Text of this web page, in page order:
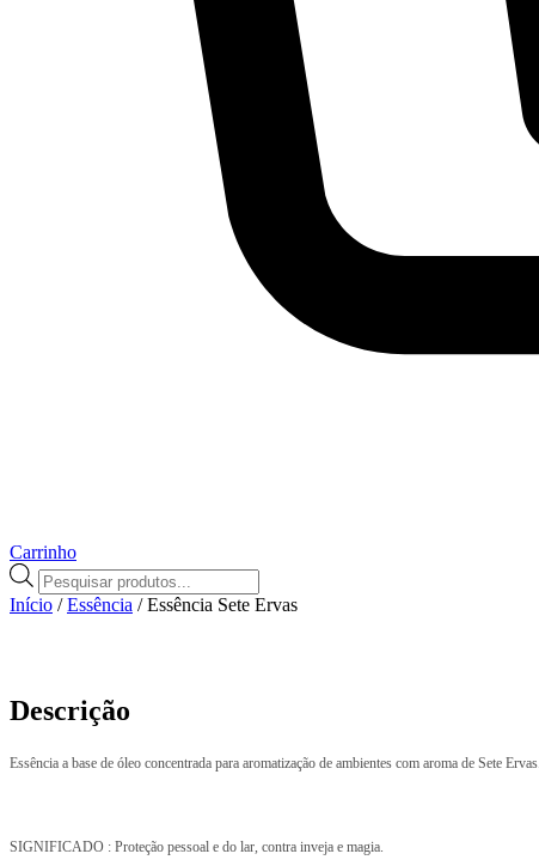
Carrinho
Pesquisar
produtos
Início /Essência / Essência Sete Ervas
Descrição
Essência a base de óleo concentrada para aromatização de ambientes com aroma de Sete Ervas.
SIGNIFICADO : Proteção pessoal e do lar, contra inveja e magia.